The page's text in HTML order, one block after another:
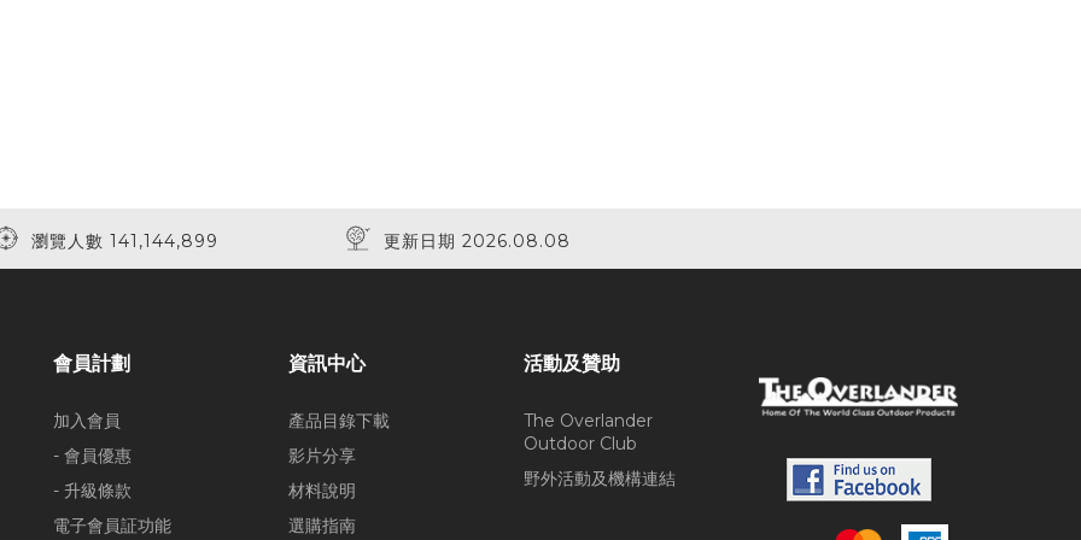
瀏覽人數 141,144,899 更新日期 2026.08.08
會員計劃
加入會員
- 會員優惠
- 升級條款
電子會員証功能
資訊中心
產品目錄下載
影片分享
材料說明
選購指南
活動及贊助
The Overlander
Outdoor Club
野外活動及機構連結